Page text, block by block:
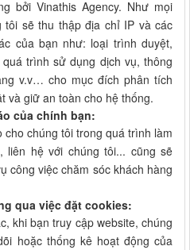
bởi Vinathis Agency. Như mọi
tôi sẽ thu thập địa chỉ IP và các
của bạn như: loại trình duyệt,
trình sử dụng dịch vụ, thông
v.v… cho mục đích phân tích
và giữ an toàn cho hệ thống.
của chính bạn:
chúng tôi trong quá trình làm
liên hệ với chúng tôi... cũng sẽ
công việc chăm sóc khách hàng
qua việc đặt cookies:
khi bạn truy cập website, chúng
hoặc thống kê hoạt động của